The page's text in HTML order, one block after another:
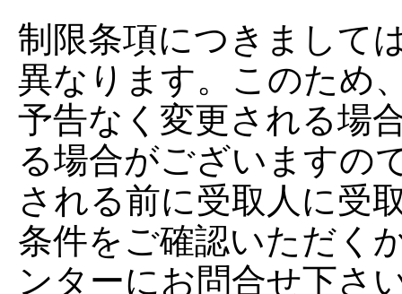
制限条項につきまして
異なります。このため
予告なく変更される場
る場合がございますの
される前に受取人に受
条件をご確認いただく
ンターにお問合せ下さ